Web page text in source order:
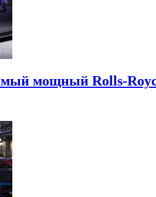
мощный Rolls-